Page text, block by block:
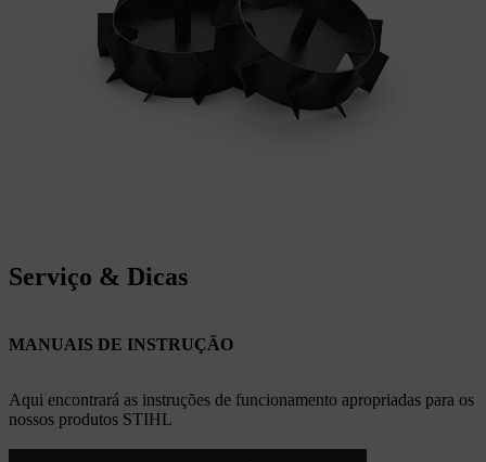
Serviço & Dicas
MANUAIS DE INSTRUÇÃO
Aqui encontrará as instruções de funcionamento apropriadas para os
nossos produtos STIHL